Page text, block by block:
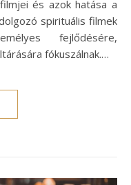
és azok hatása a
spirituális filmek
fejlődésére,
fókuszálnak.…